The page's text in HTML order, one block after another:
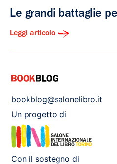
Le grandi battaglie
Leggi articolo
bookblog@salonelibro.it
Un progetto di
Con il sostegno di